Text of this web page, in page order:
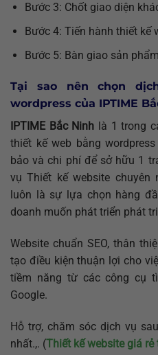
Bước 3: Chốt giao diện
Bước 4: Tiến hành thiết kế
Bước 5: Bàn giao sản phẩm
Tại sao nên chọn
wordpress của IPTIME
IPTIME Bắc Ninh là 1 trong
thiết kế web bằng
bảo và chi phí để sở hữu 1
vụ Thiết kế website chuyên
luôn là sự lựa chọn hàng
doanh muốn phát triển phát
Website chuẩn SEO, thân
tạo điều kiện thuận lợi cho
tiềm năng từ các công cụ
Google.
Hỗ trợ, chăm sóc dịch vụ
nhất.,. (Thiết kế website giá rẻ